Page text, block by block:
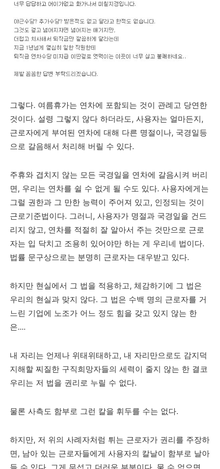
그렇다. 여름휴가는 연차에 포함되는 것이 관례고 당연한
것이다. 설령 그렇지 않다 하더라도, 사용자는 얼마든지,
근로자에게 부여된 연차에 대해 다른 명절이나, 국경일등
으로 갈음해서 처리해 버릴 수 있다.
주휴와 겹치지 않는 모든 국경일을 연차에 갈음시켜 버리
면, 우리는 연차를 쉴 수 없게 될 수도 있다. 사용자에게는
그럴 권한과 그 만한 능력이 주어져 있고, 인정되는 것이
근로기준법이다. 그러니, 사용자가 명절과 국경일을 건드
리지 않고, 연차를 적절히 잘 알아서 주는 것만으로 근로
자는 입 닥치고 조용히 있어야만 하는 게 우리네 법이다.
법률 문구상으로는 분명히 근로자는 대우받고 있다.
하지만 현실에서 그 법을 적용하고, 체감하기에 그 법은
우리의 현실과 맞지 않다. 그 법은 수백 명의 근로자를 거
느린 기업에 노조가 어느 정도 힘을 갖고 있지 않는 한
은....
내 자리는 언제나 위태위태하고, 내 자리만으로도 감지덕
지해할 찌질한 구직희망자들의 세력이 줄지 않는 한 결코
우리는 저 법을 권리로 누릴 수 없다.
물론 사측도 함부로 그런 칼을 휘두를 수는 없다.
하지만, 저 위의 사례자처럼 튀는 근로자가 권리를 주장하
면, 남아 있는 근로자들에게 사용자의 칼날이 함부로 날아
들 수 있다. 그게 무섭고 더러운 부분이다. 물 수 없으면